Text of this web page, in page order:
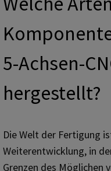
5-Achsen-
hergestellt?
Die Welt der Fertigung
Weiterentwicklung, in
Grenzen des Möglichen